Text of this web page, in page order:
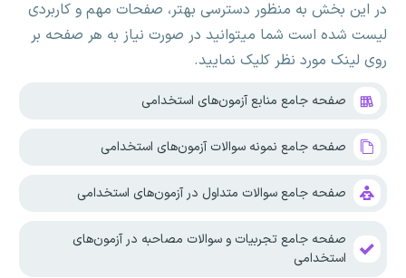
در این بخش به منظور دسترسی بهتر، صفحات مهم و کاربردی
لیست شده است شما میتوانید در صورت نیاز به هر صفحه بر
روی لینک مورد نظر کلیک نمایید.
صفحه جامع منابع آزمون‌های استخدامی
صفحه جامع نمونه سوالات آزمون‌های استخدامی
صفحه جامع سوالات متداول در آزمون‌های استخدامی
صفحه جامع تجربیات و سوالات مصاحبه در آزمون‌های
استخدامی